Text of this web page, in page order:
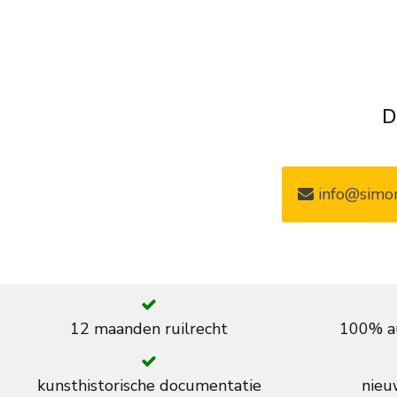
12 maanden ruilrecht 100%
kunsthistorische documentatie